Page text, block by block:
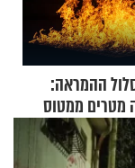
ההמראה:
מטרים ממטוס